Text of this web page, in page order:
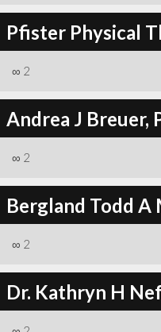
Pfister Physical
∞ 2
Andrea J Breuer,
∞ 2
Bergland Todd A
∞ 2
Dr. Kathryn H